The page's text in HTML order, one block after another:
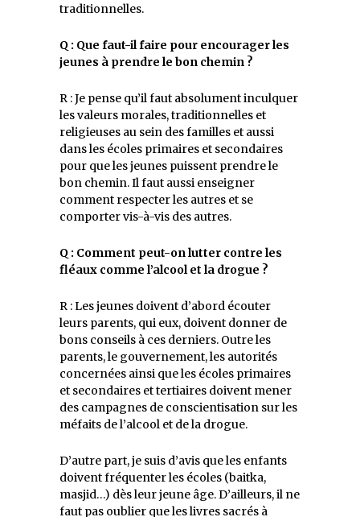
traditionnelles.
Q : Que faut-il faire pour encourager les
jeunes à prendre le bon chemin ?
R : Je pense qu’il faut absolument inculquer
les valeurs morales, traditionnelles et
religieuses au sein des familles et aussi
dans les écoles primaires et secondaires
pour que les jeunes puissent prendre le
bon chemin. Il faut aussi enseigner
comment respecter les autres et se
comporter vis-à-vis des autres.
Q : Comment peut-on lutter contre les
fléaux comme l’alcool et la drogue ?
R : Les jeunes doivent d’abord écouter
leurs parents, qui eux, doivent donner de
bons conseils à ces derniers. Outre les
parents, le gouvernement, les autorités
concernées ainsi que les écoles primaires
et secondaires et tertiaires doivent mener
des campagnes de conscientisation sur les
méfaits de l’alcool et de la drogue.
D’autre part, je suis d’avis que les enfants
doivent fréquenter les écoles (baitka,
masjid…) dès leur jeune âge. D’ailleurs, il ne
faut pas oublier que les livres sacrés à